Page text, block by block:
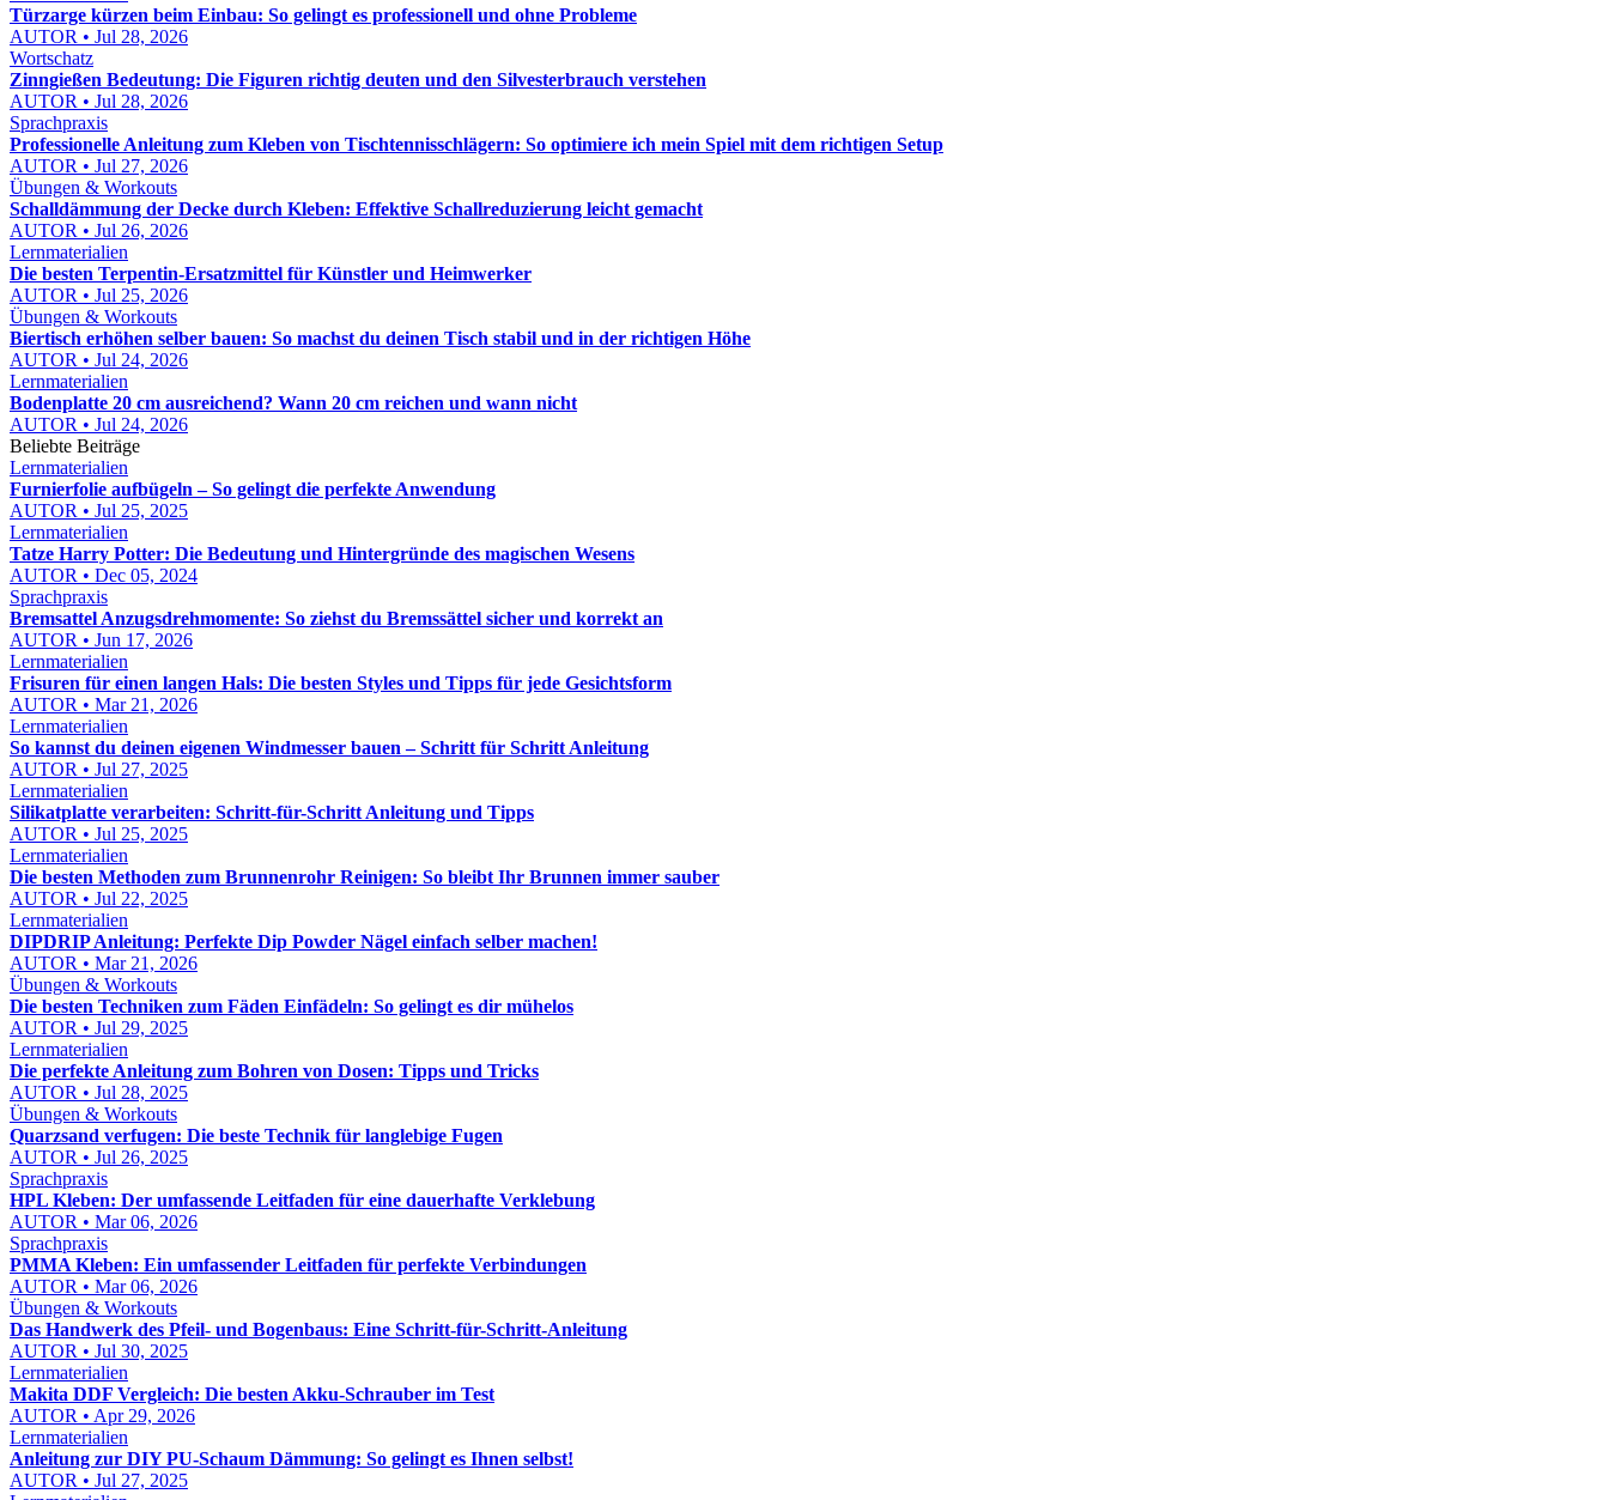
Türzarge kürzen beim Einbau: So gelingt es professionell und ohne Probleme
AUTOR • Jul 28, 2026
Wortschatz
Zinngießen Bedeutung: Die Figuren richtig deuten und den Silvesterbrauch verstehen
AUTOR • Jul 28, 2026
Sprachpraxis
Professionelle Anleitung zum Kleben von Tischtennisschlägern: So optimiere ich mein Spiel mit dem richtigen Setup
AUTOR • Jul 27, 2026
Übungen & Workouts
Schalldämmung der Decke durch Kleben: Effektive Schallreduzierung leicht gemacht
AUTOR • Jul 26, 2026
Lernmaterialien
Die besten Terpentin-Ersatzmittel für Künstler und Heimwerker
AUTOR • Jul 25, 2026
Übungen & Workouts
Biertisch erhöhen selber bauen: So machst du deinen Tisch stabil und in der richtigen Höhe
AUTOR • Jul 24, 2026
Lernmaterialien
Bodenplatte 20 cm ausreichend? Wann 20 cm reichen und wann nicht
AUTOR • Jul 24, 2026
Beliebte Beiträge
Lernmaterialien
Furnierfolie aufbügeln – So gelingt die perfekte Anwendung
AUTOR • Jul 25, 2025
Lernmaterialien
Tatze Harry Potter: Die Bedeutung und Hintergründe des magischen Wesens
AUTOR • Dec 05, 2024
Sprachpraxis
Bremsattel Anzugsdrehmomente: So ziehst du Bremssättel sicher und korrekt an
AUTOR • Jun 17, 2026
Lernmaterialien
Frisuren für einen langen Hals: Die besten Styles und Tipps für jede Gesichtsform
AUTOR • Mar 21, 2026
Lernmaterialien
So kannst du deinen eigenen Windmesser bauen – Schritt für Schritt Anleitung
AUTOR • Jul 27, 2025
Lernmaterialien
Silikatplatte verarbeiten: Schritt-für-Schritt Anleitung und Tipps
AUTOR • Jul 25, 2025
Lernmaterialien
Die besten Methoden zum Brunnenrohr Reinigen: So bleibt Ihr Brunnen immer sauber
AUTOR • Jul 22, 2025
Lernmaterialien
DIPDRIP Anleitung: Perfekte Dip Powder Nägel einfach selber machen!
AUTOR • Mar 21, 2026
Übungen & Workouts
Die besten Techniken zum Fäden Einfädeln: So gelingt es dir mühelos
AUTOR • Jul 29, 2025
Lernmaterialien
Die perfekte Anleitung zum Bohren von Dosen: Tipps und Tricks
AUTOR • Jul 28, 2025
Übungen & Workouts
Quarzsand verfugen: Die beste Technik für langlebige Fugen
AUTOR • Jul 26, 2025
Sprachpraxis
HPL Kleben: Der umfassende Leitfaden für eine dauerhafte Verklebung
AUTOR • Mar 06, 2026
Sprachpraxis
PMMA Kleben: Ein umfassender Leitfaden für perfekte Verbindungen
AUTOR • Mar 06, 2026
Übungen & Workouts
Das Handwerk des Pfeil- und Bogenbaus: Eine Schritt-für-Schritt-Anleitung
AUTOR • Jul 30, 2025
Lernmaterialien
Makita DDF Vergleich: Die besten Akku-Schrauber im Test
AUTOR • Apr 29, 2026
Lernmaterialien
Anleitung zur DIY PU-Schaum Dämmung: So gelingt es Ihnen selbst!
AUTOR • Jul 27, 2025